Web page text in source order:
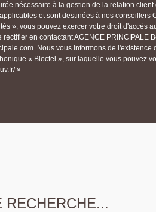
nécessaire à la gestion de la relation client
et sont destinées à nos conseillers
», vous pouvez exercer votre droit d'accès
rectifier en contactant AGENCE PRINCIPALE
Nous vous informons de l'existence
« Bloctel », sur laquelle vous pouvez
»